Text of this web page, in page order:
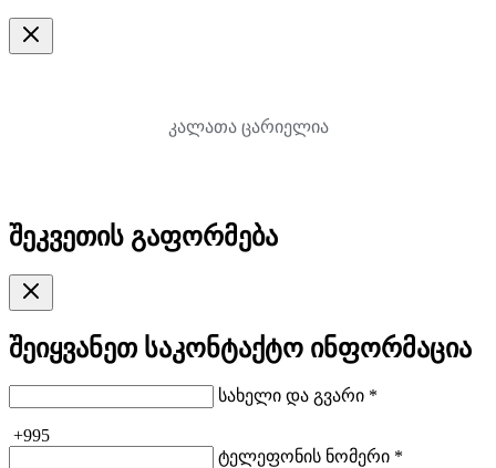
კალათა ცარიელია
შეკვეთის გაფორმება
შეიყვანეთ საკონტაქტო ინფორმაცია
სახელი და გვარი *
+995
ტელეფონის ნომერი *